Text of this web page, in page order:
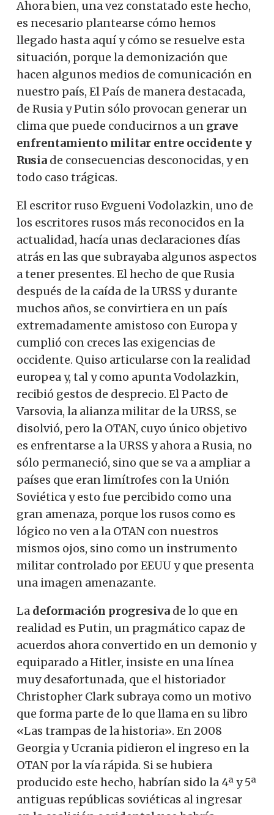
Ahora bien, una vez constatado este hecho,
es necesario plantearse cómo hemos
llegado hasta aquí y cómo se resuelve esta
situación, porque la demonización que
hacen algunos medios de comunicación en
nuestro país, El País de manera destacada,
de Rusia y Putin sólo provocan generar un
clima que puede conducirnos a un grave
enfrentamiento militar entre occidente y
Rusia de consecuencias desconocidas, y en
todo caso trágicas.
El escritor ruso Evgueni Vodolazkin, uno de
los escritores rusos más reconocidos en la
actualidad, hacía unas declaraciones días
atrás en las que subrayaba algunos aspectos
a tener presentes. El hecho de que Rusia
después de la caída de la URSS y durante
muchos años, se convirtiera en un país
extremadamente amistoso con Europa y
cumplió con creces las exigencias de
occidente. Quiso articularse con la realidad
europea y, tal y como apunta Vodolazkin,
recibió gestos de desprecio. El Pacto de
Varsovia, la alianza militar de la URSS, se
disolvió, pero la OTAN, cuyo único objetivo
es enfrentarse a la URSS y ahora a Rusia, no
sólo permaneció, sino que se va a ampliar a
países que eran limítrofes con la Unión
Soviética y esto fue percibido como una
gran amenaza, porque los rusos como es
lógico no ven a la OTAN con nuestros
mismos ojos, sino como un instrumento
militar controlado por EEUU y que presenta
una imagen amenazante.
La deformación progresiva de lo que en
realidad es Putin, un pragmático capaz de
acuerdos ahora convertido en un demonio y
equiparado a Hitler, insiste en una línea
muy desafortunada, que el historiador
Christopher Clark subraya como un motivo
que forma parte de lo que llama en su libro
«Las trampas de la historia». En 2008
Georgia y Ucrania pidieron el ingreso en la
OTAN por la vía rápida. Si se hubiera
producido este hecho, habrían sido la 4ª y 5ª
antiguas repúblicas soviéticas al ingresar